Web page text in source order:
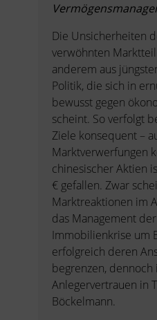
Die Unsicherheiten
verwöhnten
anderem aus
Politik, die sich in
bewusst gegen
scheint. So verfolgt
Ziele konsequent –
Marktverwerfungen
chinesischer Aktien
€ gefallen. Zwar
Marktreaktionen im
das Management
Immobilienkrise um
erfolgreich deren
begrenzen,
Anlegervertrauen in
Böckelmann.